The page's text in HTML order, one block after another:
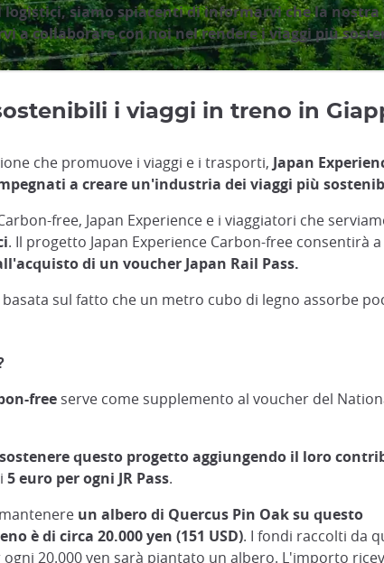
siamo spiacenti di informarvi che la
a collaborare con noi nel rendere i viaggi più
i viaggi in treno in
che promuove i viaggi e i trasporti, Japan
a creare un'industria dei viaggi più
free, Japan Experience e i viaggiatori che
. Il progetto Japan Experience Carbon-free consentirà
di un voucher Japan Rail Pass.
sul fatto che un metro cubo di legno assorbe
free serve come supplemento al voucher del
questo progetto aggiungendo il loro
5 euro per ogni JR Pass.
un albero di Quercus Pin Oak su questo
è di circa 20.000 yen (151 USD). I fondi raccolti da
20.000 yen sarà piantato un albero. L'importo